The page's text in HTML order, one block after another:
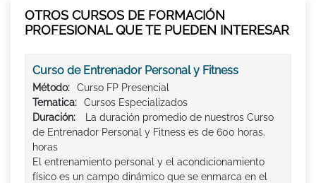
OTROS CURSOS DE FORMACIÓN
PROFESIONAL QUE TE PUEDEN INTERESAR
Curso de Entrenador Personal y Fitness
Método:
Curso FP Presencial
Tematica:
Cursos Especializados
Duración:
La duración promedio de nuestros Curso
de Entrenador Personal y Fitness es de 600 horas.
horas
El entrenamiento personal y el acondicionamiento
físico es un campo dinámico que se enmarca en el